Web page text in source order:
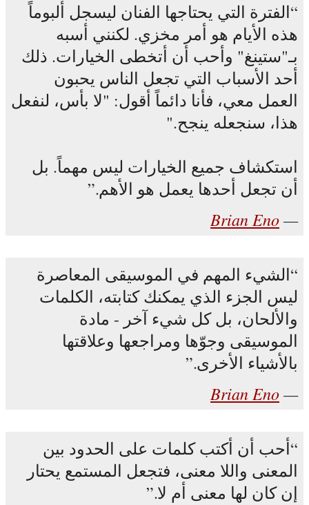
الفترة التي يحتاجها الفنان ليسجل ألبوماً
هذه الأيام هو أمر مخزي. لكنني أسبه
بـ"ستينغ" وأحب أن أتخطى الخيارات. ذلك
أحد الأسباب التي تجعل الناس يحبون
العمل معي، فأنا دائماً أقول: "لا بأس، لنفعل
هذا، سنجعله ينجح."
استكشاف جميع الخيارات ليس مهماً. بل
أن تجعل أحدها يعمل هو الأهم.
Brian Eno
الشيء المهم في الموسيقى المعاصرة
ليس الجزء الذي يمكنك كتابته، الكلمات
والألحان، بل كل شيء آخر - مادة
الموسيقى وجوّها ومراجعها وعلاقتها
بالأشياء الأخرى.
Brian Eno
أحب أن أكتب كلمات على الحدود بين
المعنى واللا معنى، فتجعل المستمع يحتار
إن كان لها معنى أم لا.